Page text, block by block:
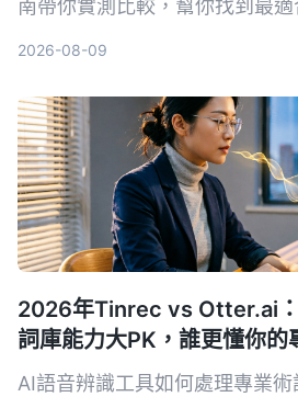
南帶你實測比較，幫你找到最適
2026-08-09
2026年Tinrec vs Otter.ai
詞庫能力大PK，誰更懂你的
AI語音辨識工具如何處理專業